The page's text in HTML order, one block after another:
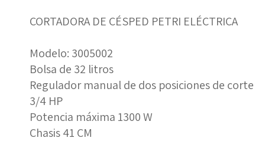
CORTADORA DE CÉSPED PETRI ELÉCTRICA
Modelo: 3005002
Bolsa de 32 litros
Regulador manual de dos posiciones de corte
3/4 HP
Potencia máxima 1300 W
Chasis 41 CM